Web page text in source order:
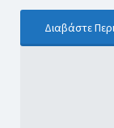
Διαβάστε